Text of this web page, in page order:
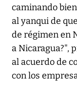
caminando
al yanqui de
de régimen en
a Nicaragua?",
al acuerdo de
con los